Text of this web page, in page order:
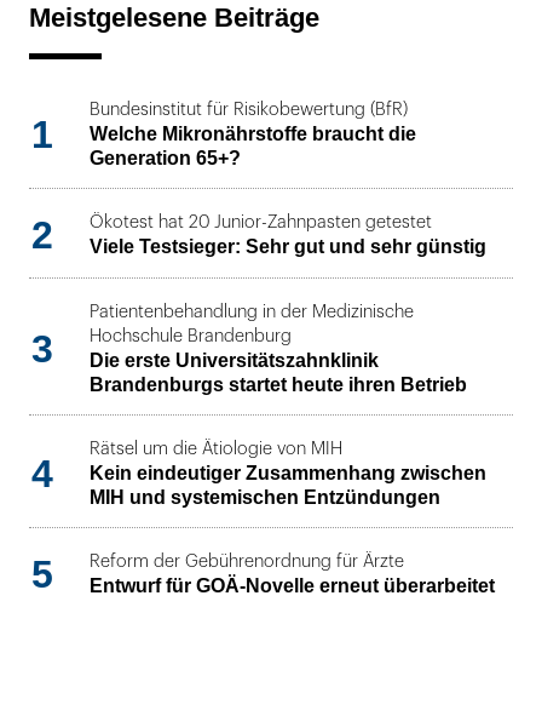
Meistgelesene Beiträge
1
Bundesinstitut für Risikobewertung (BfR)
Welche Mikronährstoffe braucht die
Generation 65+?
2 Ökotest hat 20 Junior-Zahnpasten getestet
Viele Testsieger: Sehr gut und sehr günstig
3
Patientenbehandlung in der Medizinische
Hochschule Brandenburg
Die erste Universitätszahnklinik
Brandenburgs startet heute ihren Betrieb
4
Rätsel um die Ätiologie von MIH
Kein eindeutiger Zusammenhang zwischen
MIH und systemischen Entzündungen
5 Reform der Gebührenordnung für Ärzte
Entwurf für GOÄ-Novelle erneut überarbeitet